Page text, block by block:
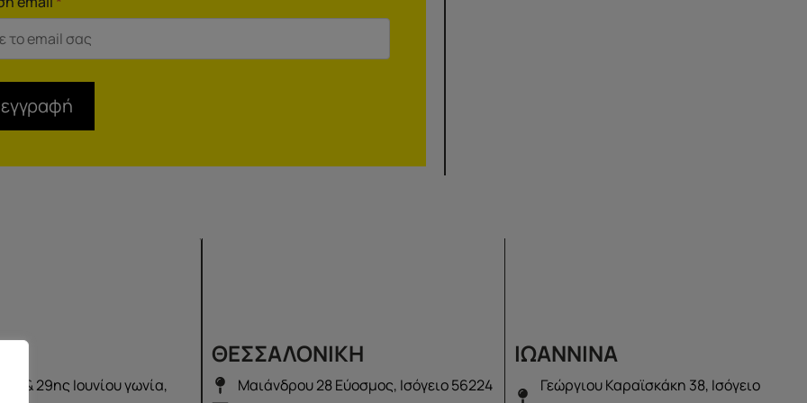
& 29ης Ιουνίου γωνία,
ΘΕΣΣΑΛΟΝΙΚΗ
Μαιάνδρου 28 Εύοσμος, Ισόγειο 56224
ΙΩΑΝΝΙΝΑ
Γεώργιου Καραϊσκάκη 38, Ισόγειο